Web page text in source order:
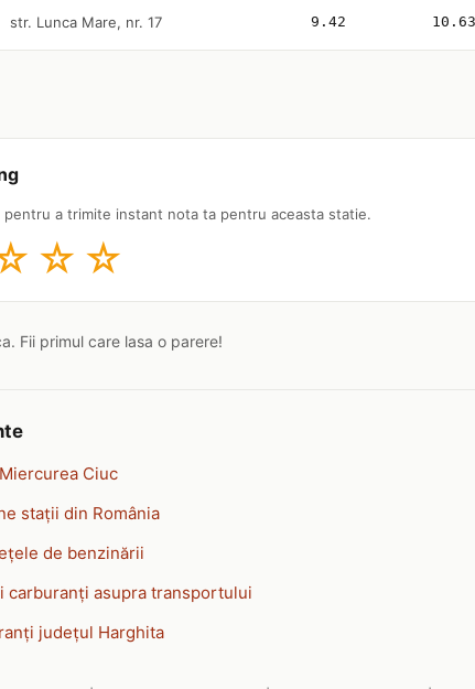
str. Lunca Mare, nr. 17 9.42 10.63
pentru a trimite instant nota ta pentru aceasta statie.
☆ ☆
Fii primul care lasa o parere!
Ciuc
stații din România
de benzinării
carburanți asupra transportului
județul Harghita